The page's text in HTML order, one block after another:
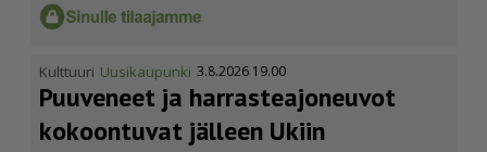
Kulttuuri Uusikaupunki 3.8.2026 19.00
Puuveneet ja harras­te­a­jo­neuvot
kokoontuvat jälleen Ukiin